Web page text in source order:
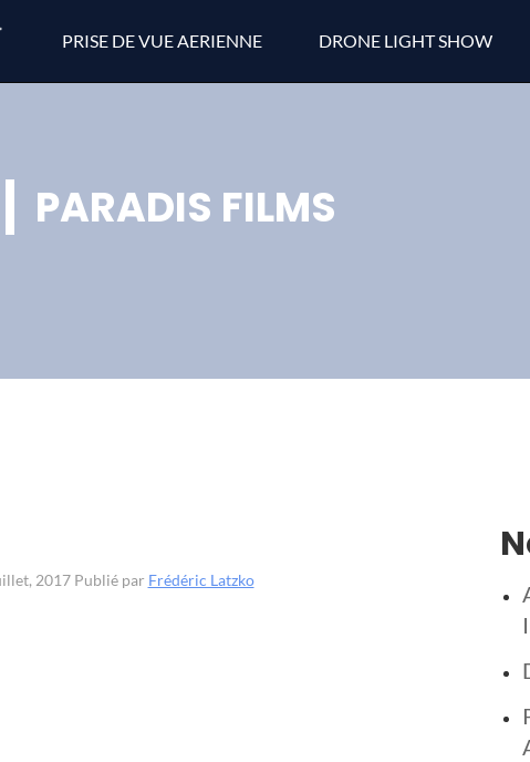
PRISE DE VUE AERIENNE DRONE LIGHT SHOW
PARADIS FILMS
2017 Publié par Frédéric Latzko